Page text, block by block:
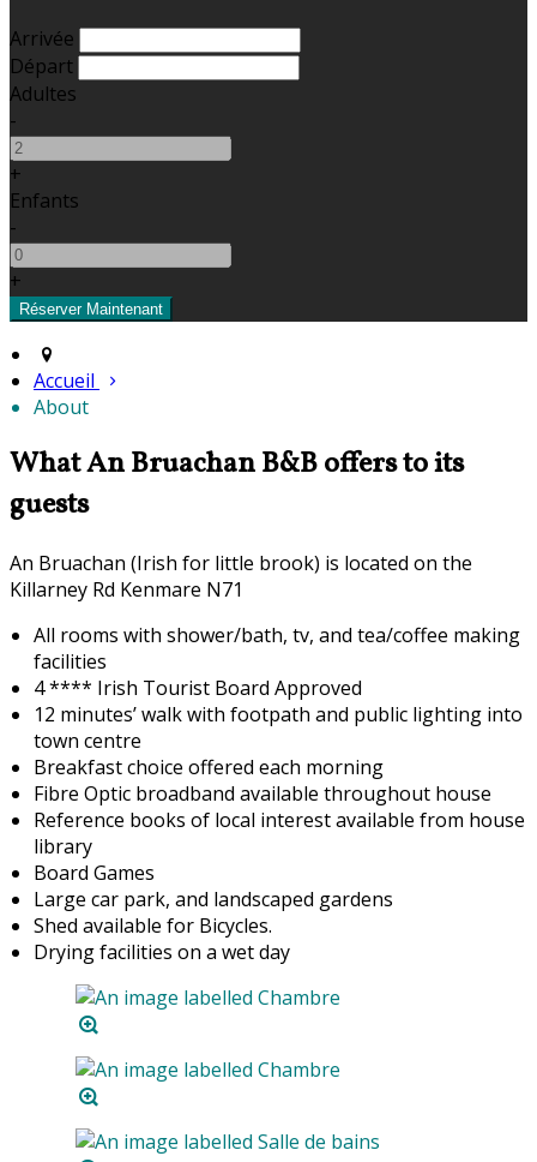
Arrivée
Départ
Adultes
-
+
Enfants
-
+
Accueil
About
What An Bruachan B&B offers to its
guests
An Bruachan (Irish for little brook) is located on the
Killarney Rd Kenmare N71
All rooms with shower/bath, tv, and tea/coffee making
facilities
4 **** Irish Tourist Board Approved
12 minutes’ walk with footpath and public lighting into
town centre
Breakfast choice offered each morning
Fibre Optic broadband available throughout house
Reference books of local interest available from house
library
Board Games
Large car park, and landscaped gardens
Shed available for Bicycles.
Drying facilities on a wet day